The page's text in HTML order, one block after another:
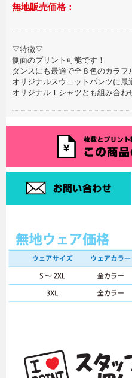
無地販売価格：
▽特徴▽
側面のプリント可能です！
ダンスにも最適で全８色のカラフ
オリジナルスウェットパンツに最
オリジナルＴシャツとも組み合わ